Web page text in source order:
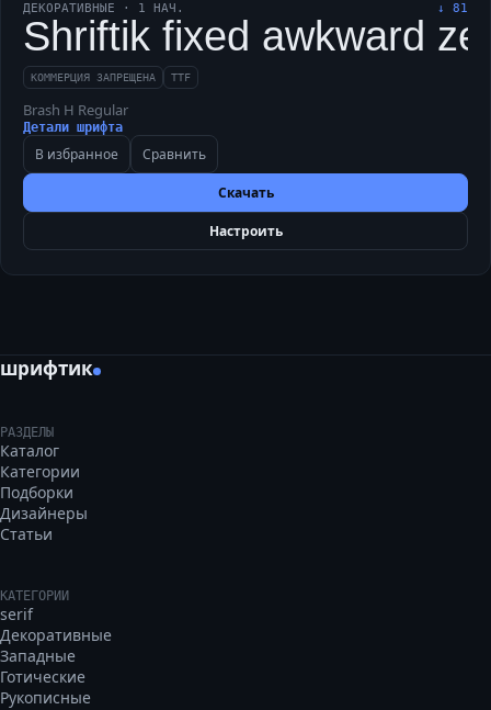
ДЕКОРАТИВНЫЕ · 1 НАЧ. ↓ 81
Shriftik fixed awkward
КОММЕРЦИЯ ЗАПРЕЩЕНА TTF
Brash H Regular
Детали шрифта
В избранное Сравнить
Скачать
Настроить
шрифтик
РАЗДЕЛЫ
Каталог
Категории
Подборки
Дизайнеры
Статьи
КАТЕГОРИИ
serif
Декоративные
Западные
Готические
Рукописные